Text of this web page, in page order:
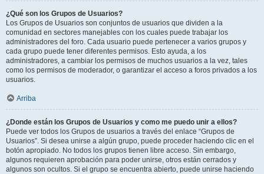
¿Qué son los Grupos de Usuarios?
Los Grupos de Usuarios son conjuntos de usuarios que dividen a la
comunidad en sectores manejables con los cuales puede trabajar los
administradores del foro. Cada usuario puede pertenecer a varios grupos y
cada grupo puede tener diferentes permisos. Esto ayuda, a los
administradores, a cambiar los permisos de muchos usuarios a la vez, tales
como los permisos de moderador, o garantizar el acceso a foros privados a los
usuarios.
Arriba
¿Donde están los Grupos de Usuarios y como me puedo unir a ellos?
Puede ver todos los Grupos de usuarios a través del enlace “Grupos de
Usuarios”. Si desea unirse a algún grupo, puede proceder haciendo clic en el
botón apropiado. No todos los grupos tienen libre acceso. Sin embargo,
algunos requieren aprobación para poder unirse, otros están cerrados y
algunos son ocultos. Si el grupo se encuentra abierto, puede unirse haciendo